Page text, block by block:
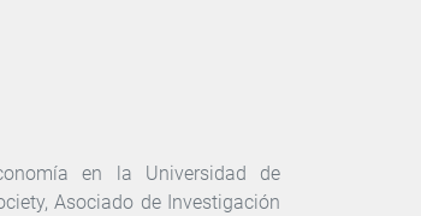
en la Universidad de
Asociado de Investigación